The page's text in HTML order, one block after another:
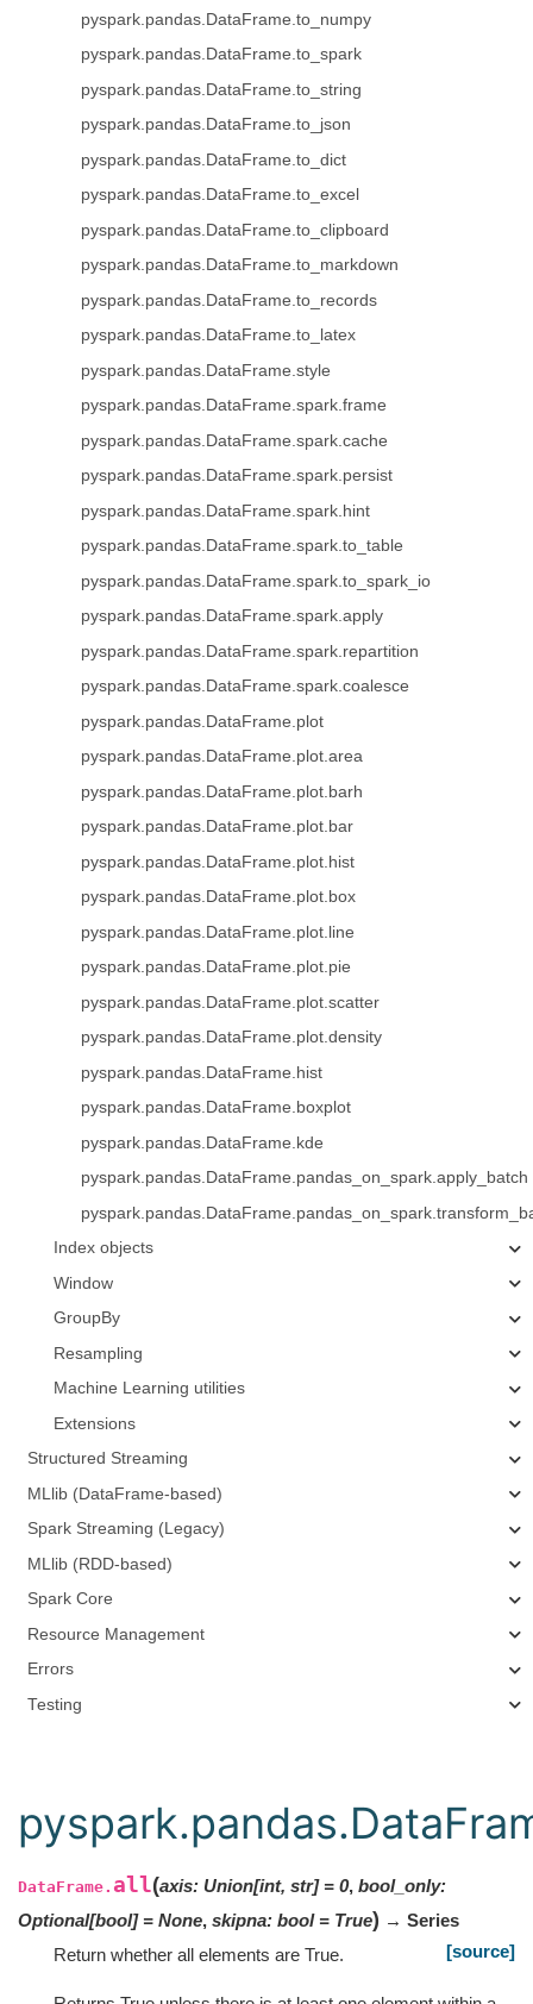
pyspark.pandas.DataFrame.to_numpy
pyspark.pandas.DataFrame.to_spark
pyspark.pandas.DataFrame.to_string
pyspark.pandas.DataFrame.to_json
pyspark.pandas.DataFrame.to_dict
pyspark.pandas.DataFrame.to_excel
pyspark.pandas.DataFrame.to_clipboard
pyspark.pandas.DataFrame.to_markdown
pyspark.pandas.DataFrame.to_records
pyspark.pandas.DataFrame.to_latex
pyspark.pandas.DataFrame.style
pyspark.pandas.DataFrame.spark.frame
pyspark.pandas.DataFrame.spark.cache
pyspark.pandas.DataFrame.spark.persist
pyspark.pandas.DataFrame.spark.hint
pyspark.pandas.DataFrame.spark.to_table
pyspark.pandas.DataFrame.spark.to_spark_io
pyspark.pandas.DataFrame.spark.apply
pyspark.pandas.DataFrame.spark.repartition
pyspark.pandas.DataFrame.spark.coalesce
pyspark.pandas.DataFrame.plot
pyspark.pandas.DataFrame.plot.area
pyspark.pandas.DataFrame.plot.barh
pyspark.pandas.DataFrame.plot.bar
pyspark.pandas.DataFrame.plot.hist
pyspark.pandas.DataFrame.plot.box
pyspark.pandas.DataFrame.plot.line
pyspark.pandas.DataFrame.plot.pie
pyspark.pandas.DataFrame.plot.scatter
pyspark.pandas.DataFrame.plot.density
pyspark.pandas.DataFrame.hist
pyspark.pandas.DataFrame.boxplot
pyspark.pandas.DataFrame.kde
pyspark.pandas.DataFrame.pandas_on_spark.apply_batch
Index objects
Window
GroupBy
Resampling
Machine Learning utilities
Extensions
Structured Streaming
MLlib (DataFrame-based)
Spark Streaming (Legacy)
MLlib (RDD-based)
Spark Core
Resource Management
Errors
Testing
DataFrame. all(axis: Union[int, str] = 0, bool_only:
Optional[bool] = None, skipna: bool = True) → Series
[source]
Return whether all elements are True.